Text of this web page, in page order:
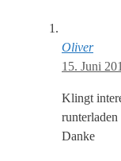
Oliver
15. Juni
Klingt
Danke